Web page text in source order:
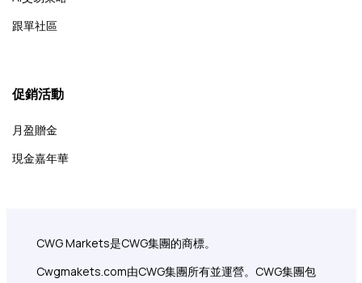
跟單社區
促銷活動
月盈贈金
現金嘉年華
CWG Markets是CWG集團的商標。
Cwgmakets.com由CWG集團所有並運營。CWG集團包